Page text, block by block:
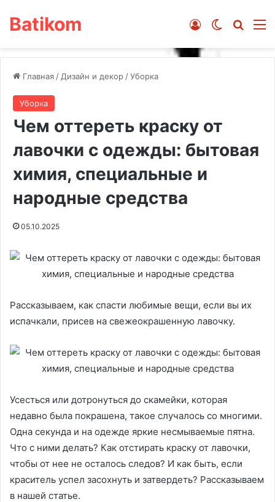
Batikom Switch skin
Войти
Главная / Дизайн и декор /Уборка
Уборка
Чем оттереть краску от
лавочки с одежды: бытовая
химия, специальные и
народные средства
05.10.2025
Рассказываем, как спасти любимые вещи, если вы их
испачкали, присев на свежеокрашенную лавочку.
Усесться или дотронуться до скамейки, которая
недавно была покрашена, такое случалось со многими.
Одна секунда и на одежде яркие несмываемые пятна.
Что с ними делать? Как отстирать краску от лавочки,
чтобы от нее не осталось следов? И как быть, если
краситель успел засохнуть и затвердеть? Рассказываем
в нашей статье.